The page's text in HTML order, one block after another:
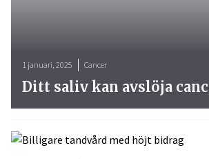
1 januari, 2025 Cancer
Ditt saliv kan avslöja